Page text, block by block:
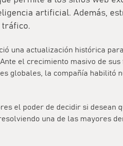
artificial. Además,
tráfico.
una actualización histórica
el crecimiento masivo de
globales, la compañía habilitó
el poder de decidir si desean
una de las mayores